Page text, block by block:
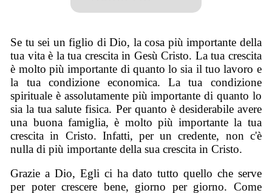
Se tu sei un figlio di Dio, la cosa più importante della
tua vita è la tua crescita in Gesù Cristo. La tua crescita
è molto più importante di quanto lo sia il tuo lavoro e
la tua condizione economica. La tua condizione
spirituale è assolutamente più importante di quanto lo
sia la tua salute fisica. Per quanto è desiderabile avere
una buona famiglia, è molto più importante la tua
crescita in Cristo. Infatti, per un credente, non c'è
nulla di più importante della sua crescita in Cristo.
Grazie a Dio, Egli ci ha dato tutto quello che serve
per poter crescere bene, giorno per giorno. Come